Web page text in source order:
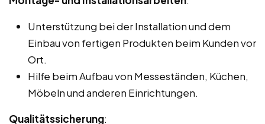
Unterstützung bei der Installation und dem
Einbau von fertigen Produkten beim Kunden vor
Ort.
Hilfe beim Aufbau von Messeständen, Küchen,
Möbeln und anderen Einrichtungen.
Qualitätssicherung: